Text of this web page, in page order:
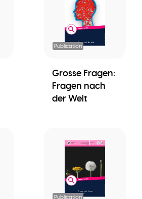
Publication
Grosse Fragen:
Fragen nach
der Welt
Publication